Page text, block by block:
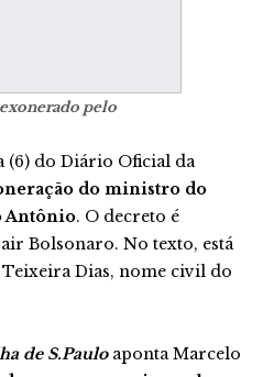
pelo
(6) do Diário Oficial da
do ministro do
Antônio. O decreto é
Bolsonaro. No texto, está
Dias, nome civil do
de S.Paulo aponta Marcelo